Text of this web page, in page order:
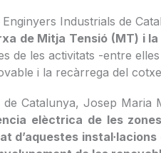
Industrials de
de Mitja Tensió (MT) i
de les activitats -entre
i la recàrrega del
de Catalunya, Josep
elèctrica de les
d’aquestes instal·lacions